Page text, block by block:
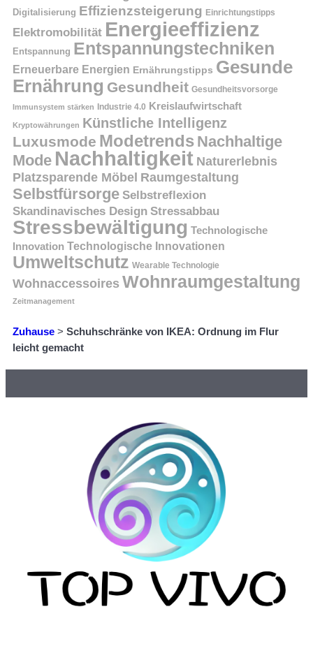
Digitalisierung Effizienzsteigerung Einrichtungstipps
Elektromobilität Energieeffizienz
Entspannung Entspannungstechniken
Erneuerbare Energien Ernährungstipps Gesunde
Ernährung Gesundheit Gesundheitsvorsorge
Immunsystem stärken Industrie 4.0 Kreislaufwirtschaft
Kryptowährungen Künstliche Intelligenz
Luxusmode Modetrends Nachhaltige
Mode Nachhaltigkeit Naturerlebnis
Platzsparende Möbel Raumgestaltung
Selbstfürsorge Selbstreflexion
Skandinavisches Design Stressabbau
Stressbewältigung Technologische
Innovation Technologische Innovationen
Umweltschutz Wearable Technologie
Wohnaccessoires Wohnraumgestaltung
Zeitmanagement
Zuhause > Schuhschränke von IKEA: Ordnung im Flur
leicht gemacht